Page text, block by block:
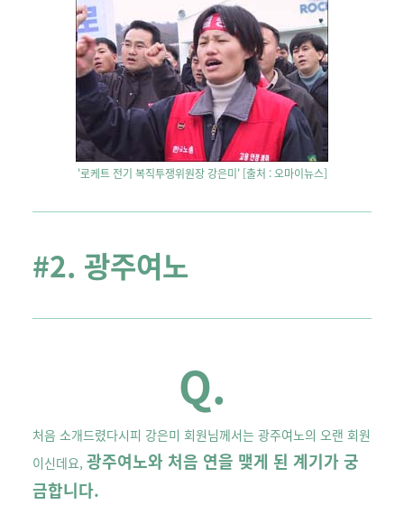
'로케트 전기 복직투쟁위원장 강은미' [출처 : 오마이뉴스]
#2. 광주여노
Q.
처음 소개드렸다시피 강은미 회원님께서는 광주여노의 오랜 회원
이신데요, 광주여노와 처음 연을 맺게 된 계기가 궁
금합니다.